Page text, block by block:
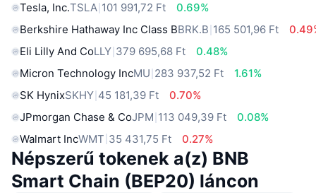
Tesla, Inc.TSLA 101 991,72 Ft
0.69%
Berkshire Hathaway Inc Class BBRK.B 165 501,96 Ft
Eli Lilly And CoLLY 379 695,68 Ft
0.48%
Micron Technology IncMU 283 937,52 Ft
1.61%
SK HynixSKHY 45 181,39 Ft
0.70%
JPmorgan Chase & CoJPM 113 049,39 Ft
0.08%
Walmart IncWMT 35 431,75 Ft 0.27%
Népszerű tokenek a(z) BNB
Smart Chain (BEP20) láncon